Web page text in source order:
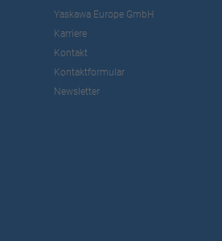
Yaskawa Europe GmbH
Karriere
Kontakt
Kontaktformular
Newsletter